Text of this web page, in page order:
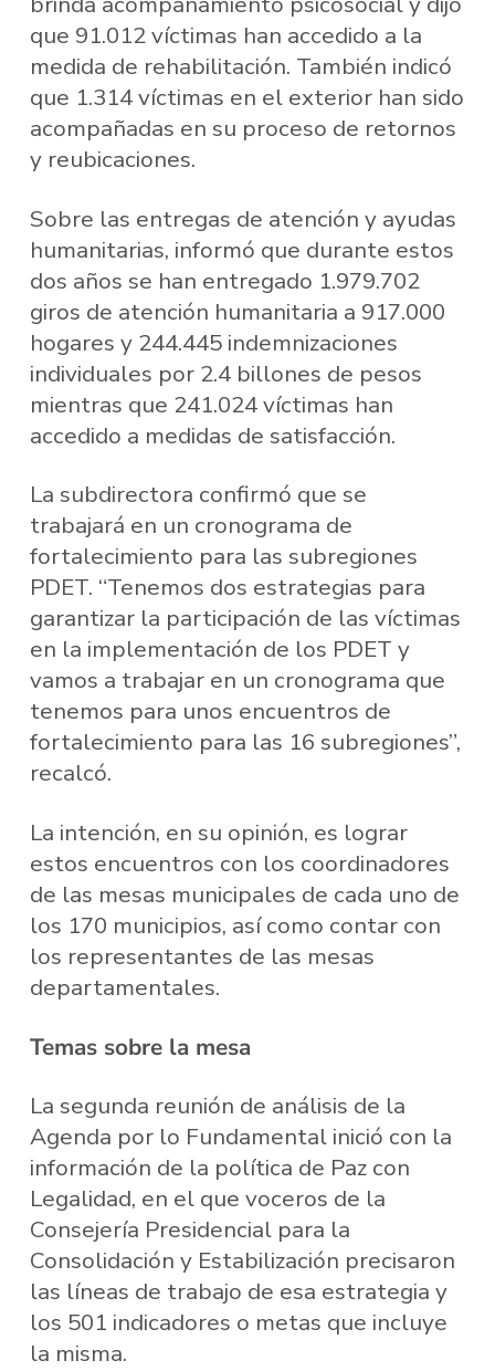
que 91.012 víctimas han accedido a la
medida de rehabilitación. También indicó
que 1.314 víctimas en el exterior han sido
acompañadas en su proceso de retornos
y reubicaciones.
Sobre las entregas de atención y ayudas
humanitarias, informó que durante estos
dos años se han entregado 1.979.702
giros de atención humanitaria a 917.000
hogares y 244.445 indemnizaciones
individuales por 2.4 billones de pesos
mientras que 241.024 víctimas han
accedido a medidas de satisfacción.
La subdirectora confirmó que se
trabajará en un cronograma de
fortalecimiento para las subregiones
PDET. “Tenemos dos estrategias para
garantizar la participación de las víctimas
en la implementación de los PDET y
vamos a trabajar en un cronograma que
tenemos para unos encuentros de
fortalecimiento para las 16 subregiones”,
recalcó.
La intención, en su opinión, es lograr
estos encuentros con los coordinadores
de las mesas municipales de cada uno de
los 170 municipios, así como contar con
los representantes de las mesas
departamentales.
Temas sobre la mesa
La segunda reunión de análisis de la
Agenda por lo Fundamental inició con la
información de la política de Paz con
Legalidad, en el que voceros de la
Consejería Presidencial para la
Consolidación y Estabilización precisaron
las líneas de trabajo de esa estrategia y
los 501 indicadores o metas que incluye
la misma.